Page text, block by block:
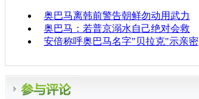
奥巴马离韩前警告朝鲜勿动用武力
奥巴马：若普京溺水自己绝对会救
安倍称呼奥巴马名字"贝拉克"示亲密